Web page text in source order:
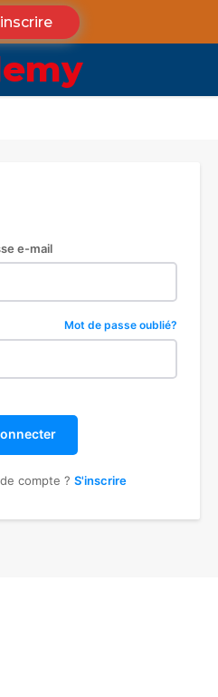
e-mail
Mot de passe oublié?
compte ? S'inscrire